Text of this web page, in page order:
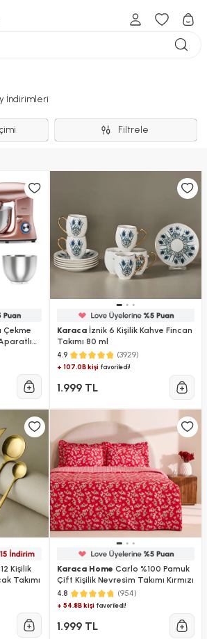
İndirimleri
Filtrele
Çekme
Karacaİznik 6 Kişilik Kahve Fincan
Takımı 80 ml
4.9 (3929)
+ 107.0B kişifavoriledi!
1.999 TL
Kişilik
Takımı
Karaca Home Carlo %100 Pamuk
Çift Kişilik Nevresim Takımı Kırmızı
4.8 (954)
+ 54.8B kişifavoriledi!
1.999 TL